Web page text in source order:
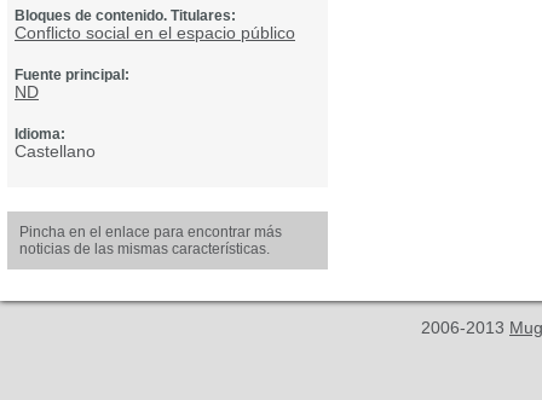
Bloques de contenido. Titulares:
Conflicto social en el espacio público
Fuente principal:
ND
Idioma:
Castellano
Pincha en el enlace para encontrar más
noticias de las mismas características.
2006-2013